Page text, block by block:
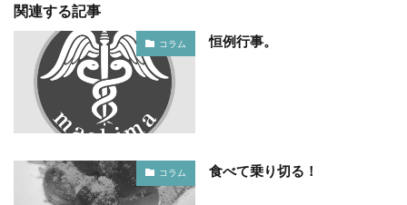
関連する記事
コラム 恒例行事。
コラム 食べて乗り切る！